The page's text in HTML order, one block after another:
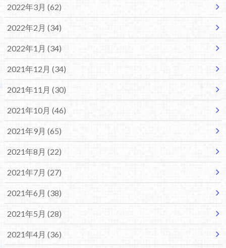
2022年3月 (62)
2022年2月 (34)
2022年1月 (34)
2021年12月 (34)
2021年11月 (30)
2021年10月 (46)
2021年9月 (65)
2021年8月 (22)
2021年7月 (27)
2021年6月 (38)
2021年5月 (28)
2021年4月 (36)